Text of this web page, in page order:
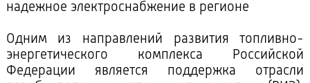
надежное электроснабжение в регионе
Одним из направлений развития топливно-
энергетического комплекса Российской
Федерации является поддержка отрасли